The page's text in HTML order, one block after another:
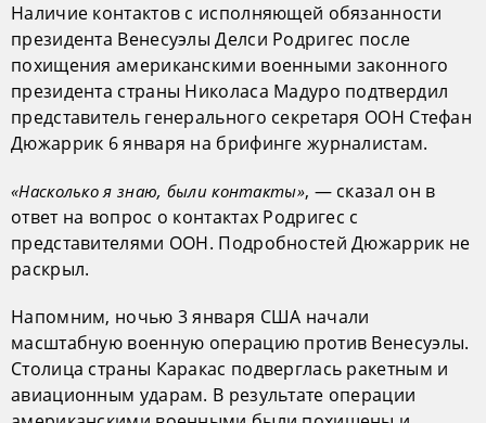
Наличие контактов с исполняющей обязанности
президента Венесуэлы Делси Родригес после
похищения американскими военными законного
президента страны Николаса Мадуро подтвердил
представитель генерального секретаря ООН Стефан
Дюжаррик 6 января на брифинге журналистам.
«Насколько я знаю, были контакты», — сказал он в
ответ на вопрос о контактах Родригес с
представителями ООН. Подробностей Дюжаррик не
раскрыл.
Напомним, ночью 3 января США начали
масштабную военную операцию против Венесуэлы.
Столица страны Каракас подверглась ракетным и
авиационным ударам. В результате операции